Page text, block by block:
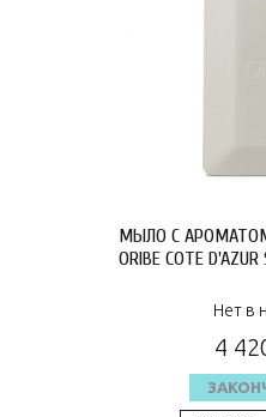
МЫЛО С
ORIBE COTE
Нет в
4